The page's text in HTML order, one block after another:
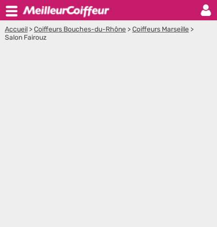
Accueil >Coiffeurs Bouches-du-Rhône >Coiffeurs Marseille >
Salon Fairouz